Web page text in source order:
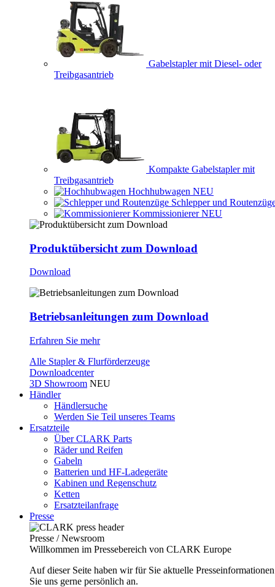
Gabelstapler mit Diesel- oder
Treibgasantrieb
Kompakte Gabelstapler mit
Treibgasantrieb
Hochhubwagen NEU
Schlepper und
Kommissionierer NEU
Produktübersicht zum Download
Download
Betriebsanleitungen zum Download
Erfahren Sie mehr
Alle Stapler & Flurförderzeuge
Downloadcenter
3D Showroom NEU
Händler
Händlersuche
Werden Sie Teil unseres Teams
Ersatzteile
Über CLARK Parts
Räder und Reifen
Gabeln
Batterien und HF-Ladegeräte
Kabinen und Regenschutz
Ketten
Ersatzteilanfrage
Presse
Presse / Newsroom
Willkommen im Pressebereich von CLARK Europe
Auf dieser Seite haben wir für Sie aktuelle
Sie uns gerne persönlich an.